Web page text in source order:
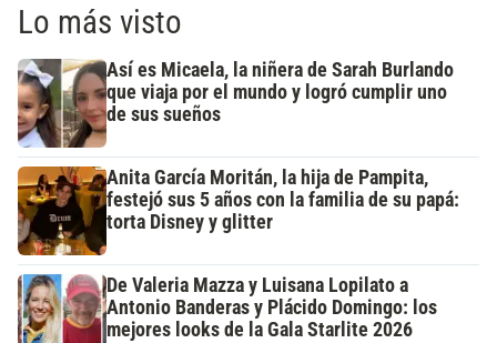
Lo más visto
Así es Micaela, la niñera de Sarah Burlando
que viaja por el mundo y logró cumplir uno
de sus sueños
Anita García Moritán, la hija de Pampita,
festejó sus 5 años con la familia de su papá:
torta Disney y glitter
De Valeria Mazza y Luisana Lopilato a
Antonio Banderas y Plácido Domingo: los
mejores looks de la Gala Starlite 2026